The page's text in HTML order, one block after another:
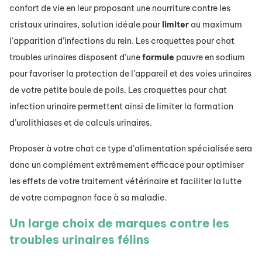
confort de vie en leur proposant une nourriture contre les
cristaux urinaires, solution idéale pour limiter au maximum
l’apparition d’infections du rein. Les croquettes pour chat
troubles urinaires disposent d’uneformule pauvre en sodium
pour favoriser la protection de l’appareil et des voies urinaires
de votre petite boule de poils. Les croquettes pour chat
infection urinaire permettent ainsi de limiter la formation
d’urolithiases et de calculs urinaires.
Proposer à votre chat ce type d’alimentation spécialisée sera
donc un complément extrêmement efficace pour optimiser
les effets de votre traitement vétérinaire et faciliter la lutte
de votre compagnon face à sa maladie.
Un large choix de marques contre les
troubles urinaires félins